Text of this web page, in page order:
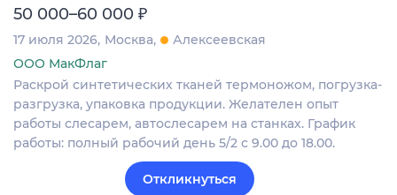
50 000–60 000 ₽
17 июля 2026 Москва
Алексеевская
ООО МакФлаг
Раскрой синтетических тканей термоножом, погрузка-
разгрузка, упаковка продукции. Желателен опыт
работы слесарем, автослесарем на станках. График
работы: полный рабочий день 5/2 с 9.00 до 18.00.
Откликнуться